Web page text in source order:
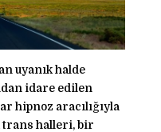
uyanık halde
idare edilen
hipnoz aracılığıyla
trans halleri, bir